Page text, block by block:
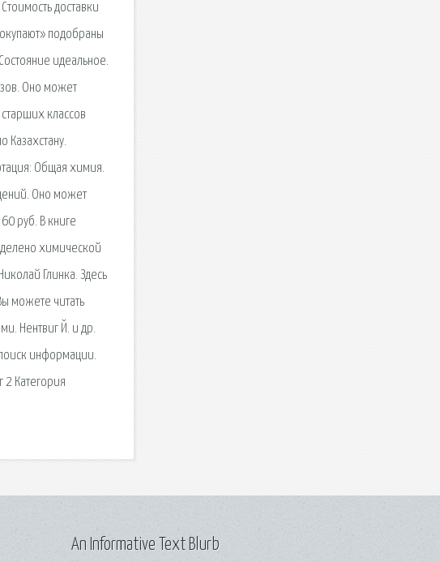
доставки
подобраны
идеальное.
Оно может
классов
Казахстану.
Общая химия.
Оно может
руб. В книге
химической
Глинка. Здесь
можете читать
Нентвиг Й. и др.
информации.
2 Категория
An Informative Text Blurb